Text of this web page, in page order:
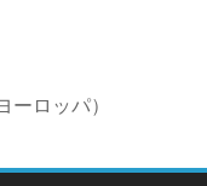
ロッパ）